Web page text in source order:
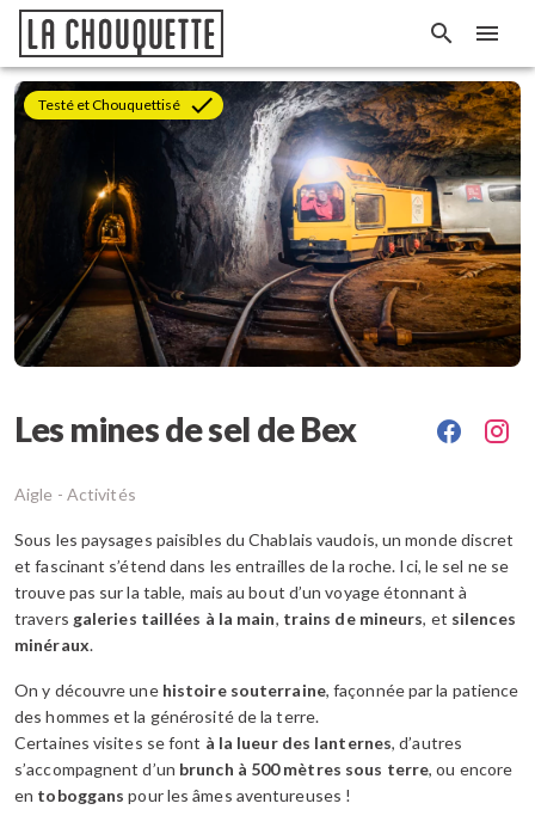
Testé et Chouquettisé
Les mines de sel de Bex
Aigle - Activités
Sous les paysages paisibles du Chablais vaudois, un monde discret
et fascinant s’étend dans les entrailles de la roche. Ici, le sel ne se
trouve pas sur la table, mais au bout d’un voyage étonnant à
travers galeries taillées à la main, trains de mineurs, et silences
minéraux.
On y découvre une histoire souterraine, façonnée par la patience
des hommes et la générosité de la terre.
Certaines visites se font à la lueur des lanternes, d’autres
s’accompagnent d’un brunch à 500 mètres sous terre, ou encore
en toboggans pour les âmes aventureuses !